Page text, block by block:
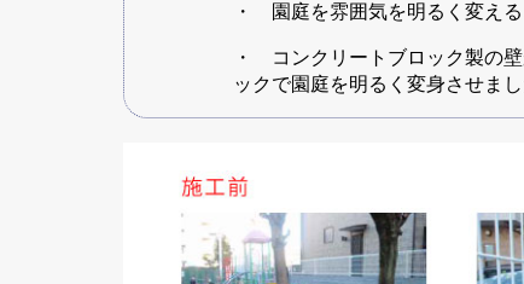
・ 園庭を雰囲気を明るく変え
・ コンクリートブロック製の
ックで園庭を明るく変身させまし